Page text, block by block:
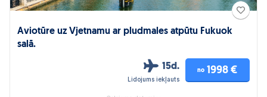
Aviotūre uz Vjetnamu ar pludmales atpūtu Fukuok
salā.
15d.
Lidojums iekļauts
no 1998 €